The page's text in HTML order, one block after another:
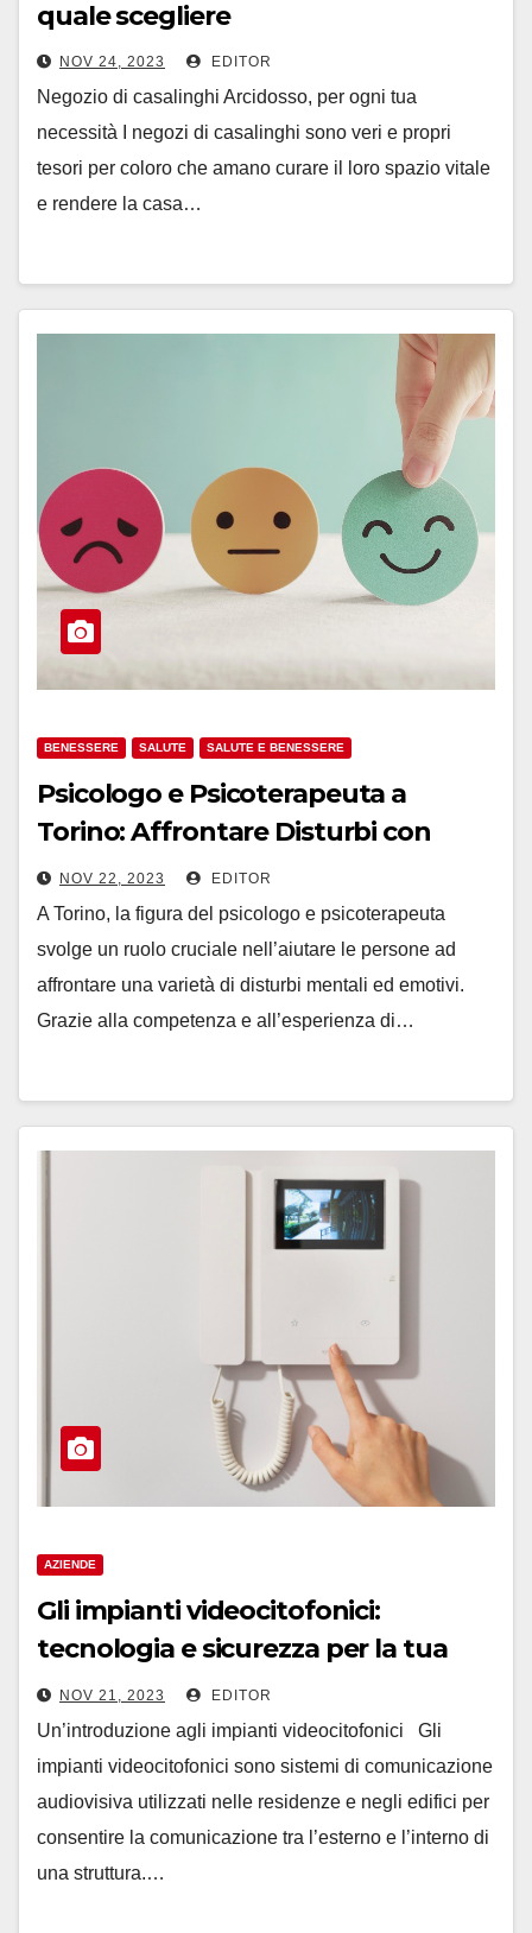
quale scegliere
NOV 24, 2023 EDITOR
Negozio di casalinghi Arcidosso, per ogni tua
necessità I negozi di casalinghi sono veri e propri
tesori per coloro che amano curare il loro spazio vitale
e rendere la casa…
BENESSERE SALUTE SALUTE E BENESSERE
Psicologo e Psicoterapeuta a
Torino: Affrontare Disturbi con
Supporto Professionale
NOV 22, 2023 EDITOR
A Torino, la figura del psicologo e psicoterapeuta
svolge un ruolo cruciale nell’aiutare le persone ad
affrontare una varietà di disturbi mentali ed emotivi.
Grazie alla competenza e all’esperienza di…
AZIENDE
Gli impianti videocitofonici:
tecnologia e sicurezza per la tua
casa
NOV 21, 2023 EDITOR
Un’introduzione agli impianti videocitofonici Gli
impianti videocitofonici sono sistemi di comunicazione
audiovisiva utilizzati nelle residenze e negli edifici per
consentire la comunicazione tra l’esterno e l’interno di
una struttura.…